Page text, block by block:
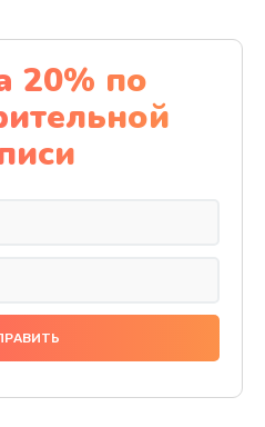
(экрана)
руб.
электроники
20% по